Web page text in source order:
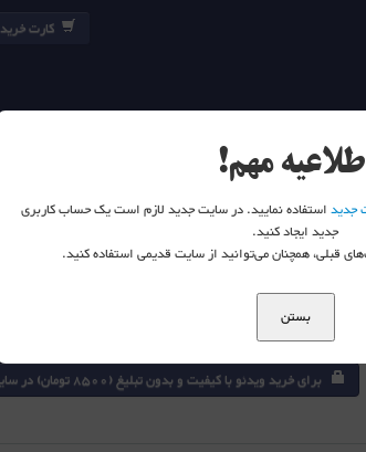
کارت خرید
CCNP
برای خرید ویدئو با کیفیت و بدون تبلیغ (8500 تومان) در سایت لاگین نمائید
مهم!
جدیداستفاده نمایید. در سایت جدید لازم است یک حساب کاربری
جدید ایجاد کنید.
قبلی، همچنان می‌توانید از سایت قدیمی استفاده کنید.
بستن